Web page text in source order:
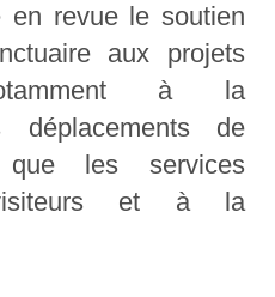
en revue le soutien
aux projets
à la
déplacements de
que les services
et à la